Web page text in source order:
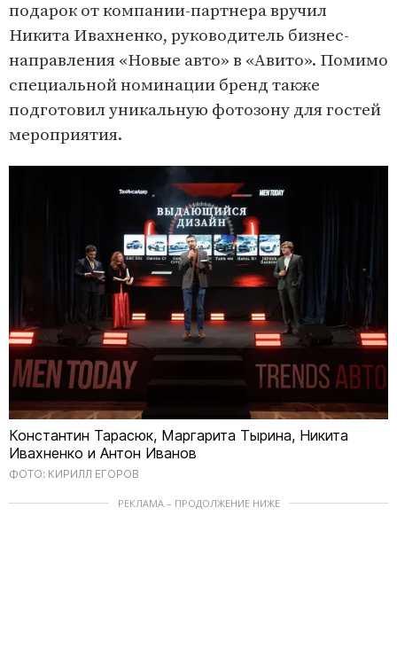
подарок от компании-партнера вручил
Никита Ивахненко, руководитель бизнес-
направления «Новые авто» в «Авито». Помимо
специальной номинации бренд также
подготовил уникальную фотозону для гостей
мероприятия.
Константин Тарасюк, Маргарита Тырина, Никита
Ивахненко и Антон Иванов
ФОТО: КИРИЛЛ ЕГОРОВ
РЕКЛАМА – ПРОДОЛЖЕНИЕ НИЖЕ